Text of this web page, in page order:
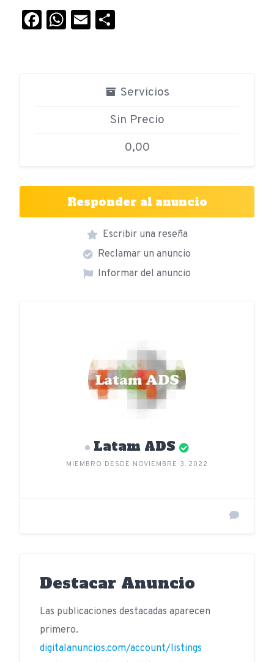
Facebook
WhatsApp
Email
Servicios
Sin Precio
0,00
Responder al anuncio
Escribir una reseña
Reclamar un anuncio
Informar del anuncio
Latam ADS
MIEMBRO DESDE NOVIEMBRE 3, 2022
Destacar Anuncio
Las publicaciones destacadas aparecen
primero.
digitalanuncios.com/account/listings